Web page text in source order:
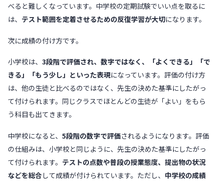
べると難しくなっています。中学校の定期試験でいい点を取るに
は、 テスト範囲を定着させるための反復学習が大切になります。
次に成績の付け方です。
小学校は、 3段階で評価され、数字ではなく、「よくできる」「で
きる」「もう少し」といった表現になっています。評価の付け方
は、他の生徒と比べるのではなく、先生の決めた基準にしたがっ
て付けられます。同じクラスでほとんどの生徒が「よい」をもら
う科目も出てきます。
中学校になると、 5段階の数字で評価されるようになります。評価
の仕組みは、小学校と同じように、先生の決めた基準にしたがっ
て付けられます。 テストの点数や普段の授業態度、提出物の状況
などを総合 して成績が付けられています。ただし、 中学校の成績